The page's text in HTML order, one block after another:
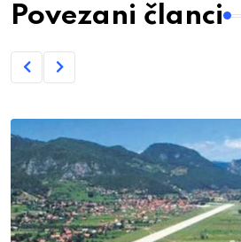
Povezani članci